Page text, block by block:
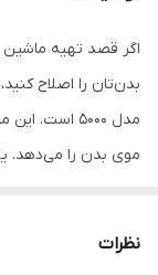
اقلام همراه
اگر قصد تهیه ماشین
بدن‌تان را اصلاح
مدل 5000
موی بدن‌ را می‌دهد.
بسیاری دارد.
نظرات